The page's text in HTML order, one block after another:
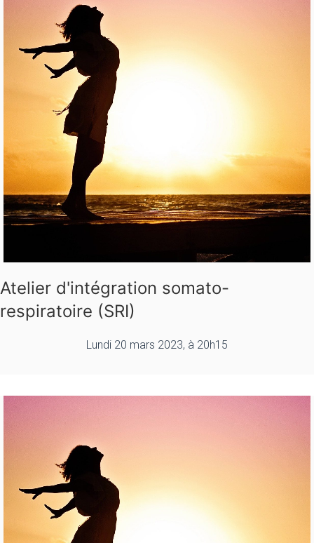
Atelier d'intégration somato-
respiratoire (SRI)
Lundi 20 mars 2023, à 20h15